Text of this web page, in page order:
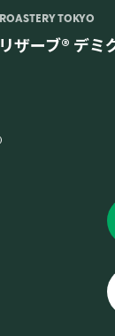
TOKYO
ザーブ® デ